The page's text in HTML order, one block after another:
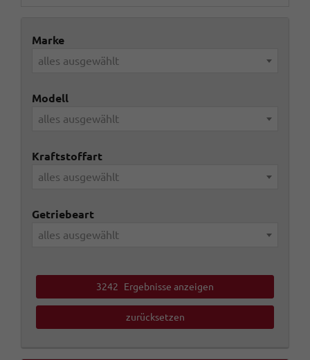
Marke
alles ausgewählt
Modell
alles ausgewählt
Kraftstoffart
alles ausgewählt
Getriebeart
alles ausgewählt
3242 Ergebnisse anzeigen
zurücksetzen